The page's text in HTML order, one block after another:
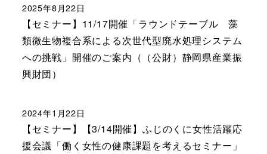
【セミナー】11/17開催「ラウンドテーブル 藻
類微生物複合系による次世代型廃水処理システム
への挑戦」開催のご案内（（公財）静岡県産業振
興財団）
2025年8月22日
【セミナー】【3/14開催】ふじのくに女性活躍応
援会議「働く女性の健康課題を考えるセミナー」
2024年1月22日